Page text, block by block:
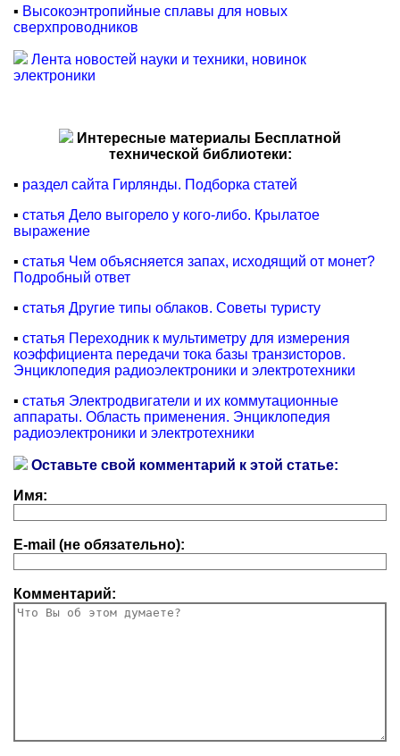
▪ Высокоэнтропийные сплавы для новых
сверхпроводников
Лента новостей науки и техники, новинок
электроники
Интересные материалы Бесплатной
технической библиотеки:
▪ раздел сайта Гирлянды. Подборка статей
▪ статья Дело выгорело у кого-либо. Крылатое
выражение
▪ статья Чем объясняется запах, исходящий от монет?
Подробный ответ
▪ статья Другие типы облаков. Советы туристу
▪ статья Переходник к мультиметру для измерения
коэффициента передачи тока базы транзисторов.
Энциклопедия радиоэлектроники и электротехники
▪ статья Электродвигатели и их коммутационные
аппараты. Область применения. Энциклопедия
радиоэлектроники и электротехники
Оставьте свой комментарий к этой статье:
Имя:
E-mail (не обязательно):
Комментарий: